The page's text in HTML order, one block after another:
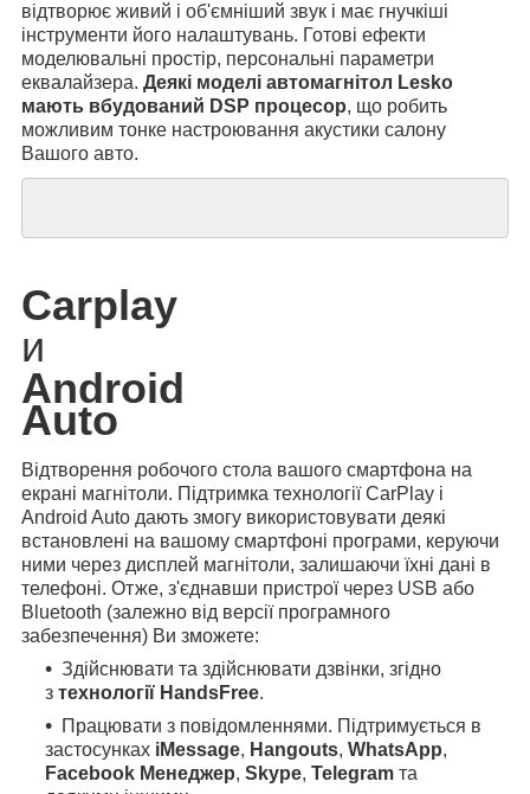
відтворює живий і об'ємніший звук і має гнучкіші
інструменти його налаштувань. Готові ефекти
моделювальні простір, персональні параметри
еквалайзера. Деякі моделі автомагнітол Lesko
мають вбудований DSP процесор, що робить
можливим тонке настроювання акустики салону
Вашого авто.
Carplay
и
Android
Auto
Відтворення робочого стола вашого смартфона на
екрані магнітоли. Підтримка технології CarPlay і
Android Auto дають змогу використовувати деякі
встановлені на вашому смартфоні програми, керуючи
ними через дисплей магнітоли, залишаючи їхні дані в
телефоні. Отже, з'єднавши пристрої через USB або
Bluetooth (залежно від версії програмного
забезпечення) Ви зможете:
Здійснювати та здійснювати дзвінки, згідно
з технології HandsFree.
Працювати з повідомленнями. Підтримується в
застосунках iMessage, Hangouts, WhatsApp,
Facebook Менеджер, Skype, Telegram та